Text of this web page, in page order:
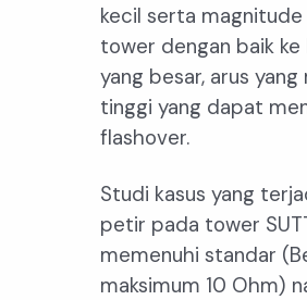
kecil serta
tower dengan baik
yang besar, arus
tinggi yang dapat
flashover.
Studi kasus yang
petir pada tower
memenuhi standar
maksimum 10 Ohm)